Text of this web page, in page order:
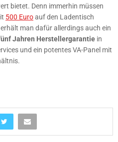
bietet. Denn immerhin müssen
500 Euroauf den Ladentisch
man dafür allerdings auch ein
Jahren Herstellergarantie in
und ein potentes VA-Panel mit